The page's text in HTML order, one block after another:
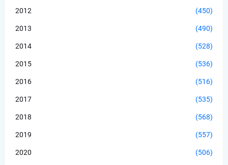
2012 (450)
2013 (490)
2014 (528)
2015 (536)
2016 (516)
2017 (535)
2018 (568)
2019 (557)
2020 (506)